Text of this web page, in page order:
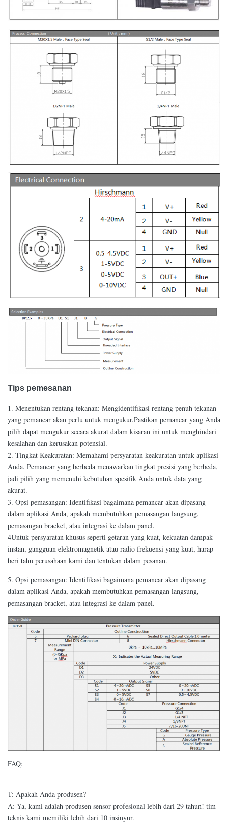
3 kawat
0/1 ¢5V
0/1V10V
0.5 ∙ 4.5V
Tips pemesanan
1. Menentukan rentang tekanan: Mengidentifikasi rentang penuh tekanan
yang pemancar akan perlu untuk mengukur.Pastikan pemancar yang Anda
pilih dapat mengukur secara akurat dalam kisaran ini untuk menghindari
kesalahan dan kerusakan potensial.
2. Tingkat Keakuratan: Memahami persyaratan keakuratan untuk aplikasi
Anda. Pemancar yang berbeda menawarkan tingkat presisi yang berbeda,
jadi pilih yang memenuhi kebutuhan spesifik Anda untuk data yang
akurat.
3. Opsi pemasangan: Identifikasi bagaimana pemancar akan dipasang
dalam aplikasi Anda, apakah membutuhkan pemasangan langsung,
pemasangan bracket, atau integrasi ke dalam panel.
4Untuk persyaratan khusus seperti getaran yang kuat, kekuatan dampak
instan, gangguan elektromagnetik atau radio frekuensi yang kuat, harap
beri tahu perusahaan kami dan tentukan dalam pesanan.
5. Opsi pemasangan: Identifikasi bagaimana pemancar akan dipasang
dalam aplikasi Anda, apakah membutuhkan pemasangan langsung,
pemasangan bracket, atau integrasi ke dalam panel.
FAQ:
T: Apakah Anda produsen?
A: Ya, kami adalah produsen sensor profesional lebih dari 29 tahun! tim
teknis kami memiliki lebih dari 10 insinyur.